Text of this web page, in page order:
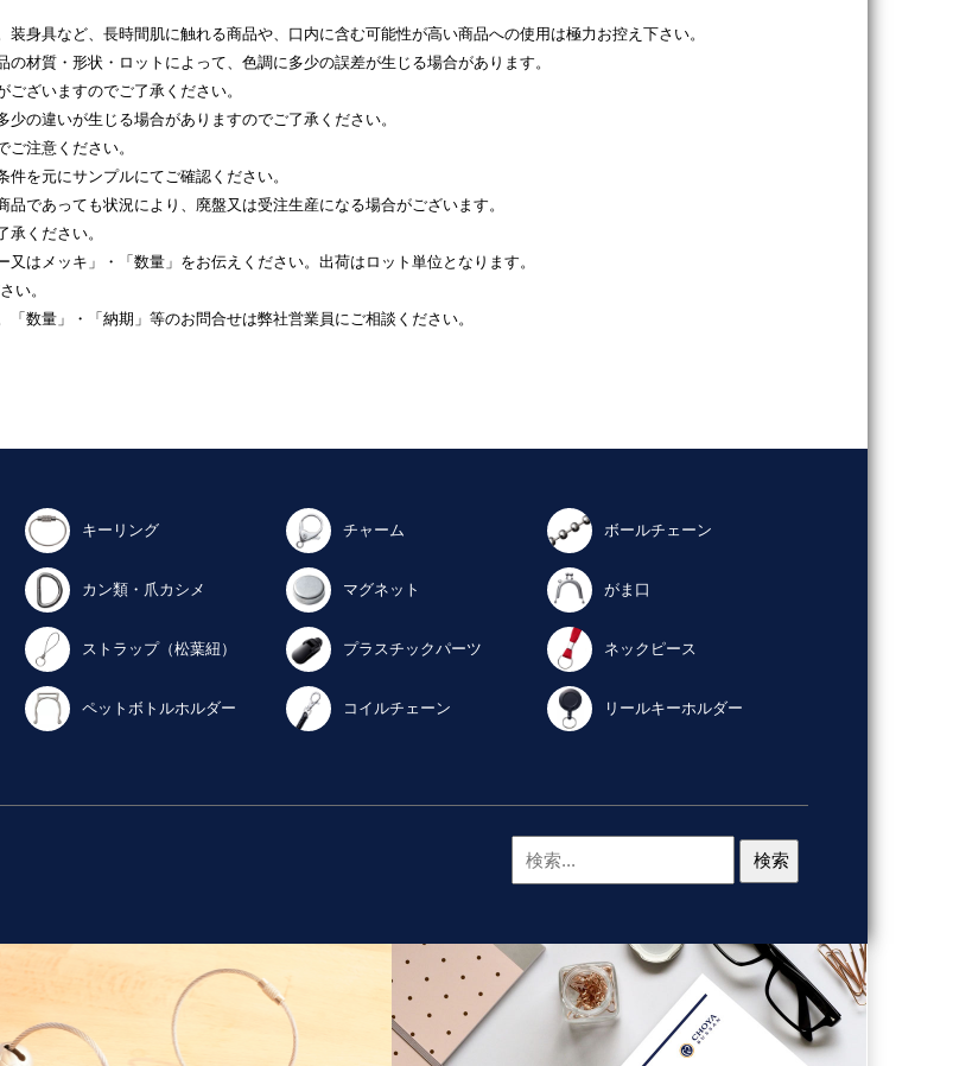
身具など、長時間肌に触れる商品や、口内に含む可能性が高い商品への使用は極力お控え下さい。
材質・形状・ロットによって、色調に多少の誤差が生じる場合があります。
ざいますのでご了承ください。
の違いが生じる場合がありますのでご了承ください。
注意ください。
を元にサンプルにてご確認ください。
であっても状況により、廃盤又は受注生産になる場合がございます。
ください。
はメッキ」・「数量」をお伝えください。出荷はロット単位となります。
い。
数量」・「納期」等のお問合せは弊社営業員にご相談ください。
キーリング チャーム ボールチェーン
カン類・爪カシメ マグネット がま口
ストラップ（松葉紐） プラスチックパーツ ネックピース
ペットボトルホルダー コイルチェーン リールキーホルダー